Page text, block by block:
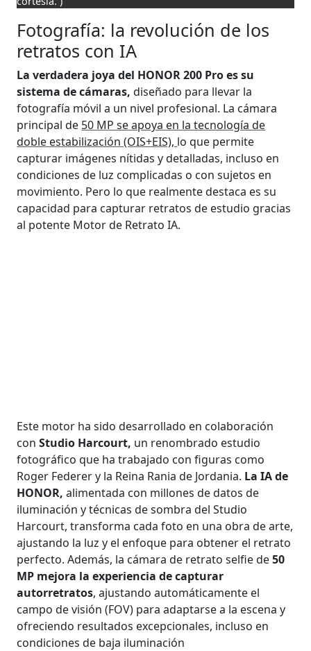
Fotografía: la revolución de los
retratos con IA
La verdadera joya del HONOR 200 Pro es su
sistema de cámaras, diseñado para llevar la
fotografía móvil a un nivel profesional. La cámara
principal de 50 MP se apoya en la tecnología de
doble estabilización (OIS+EIS), lo que permite
capturar imágenes nítidas y detalladas, incluso en
condiciones de luz complicadas o con sujetos en
movimiento. Pero lo que realmente destaca es su
capacidad para capturar retratos de estudio gracias
al potente Motor de Retrato IA.
Este motor ha sido desarrollado en colaboración
con Studio Harcourt, un renombrado estudio
fotográfico que ha trabajado con figuras como
Roger Federer y la Reina Rania de Jordania. La IA de
HONOR, alimentada con millones de datos de
iluminación y técnicas de sombra del Studio
Harcourt, transforma cada foto en una obra de arte,
ajustando la luz y el enfoque para obtener el retrato
perfecto. Además, la cámara de retrato selfie de50
MP mejora la experiencia de capturar
autorretratos, ajustando automáticamente el
campo de visión (FOV) para adaptarse a la escena y
ofreciendo resultados excepcionales, incluso en
condiciones de baja iluminación